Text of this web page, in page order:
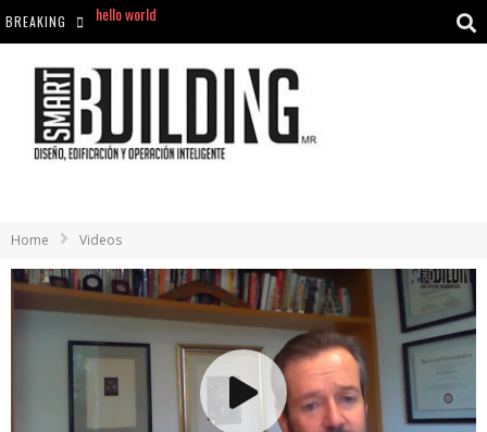
BREAKING
hello world
hello world
Home Videos